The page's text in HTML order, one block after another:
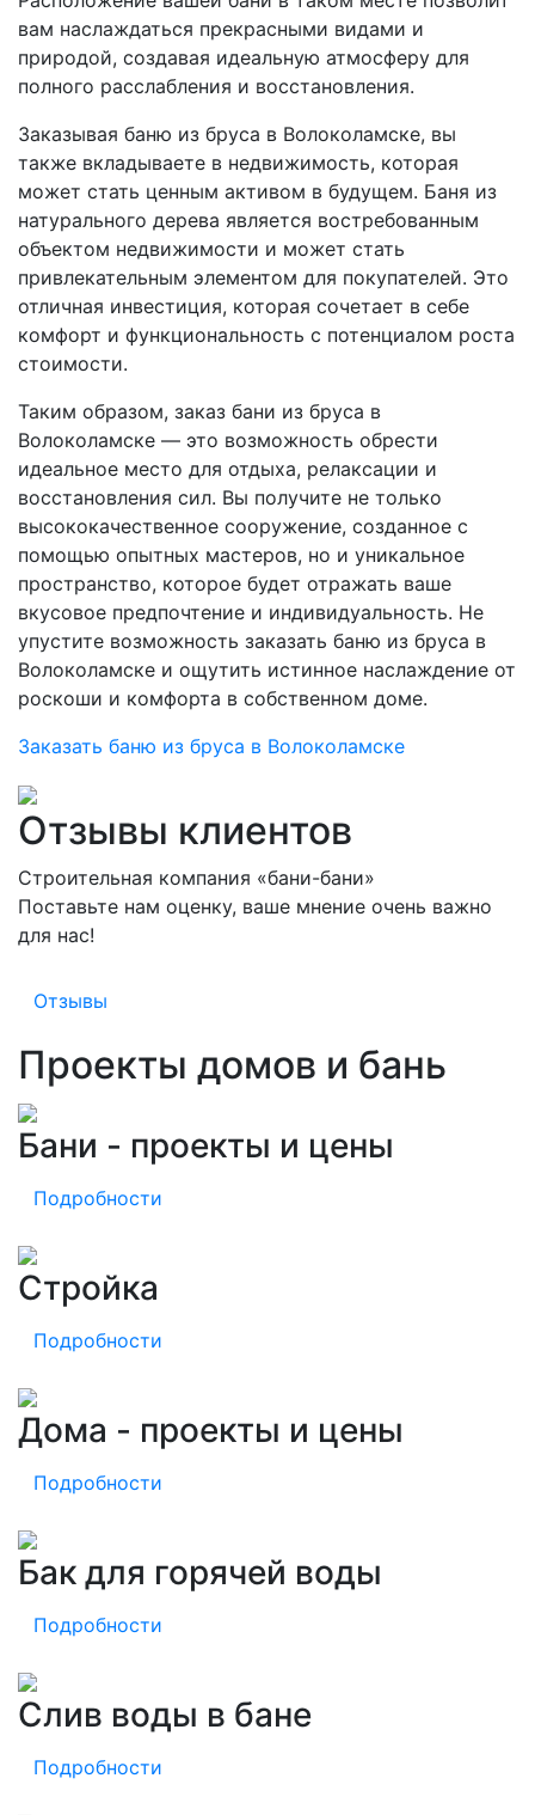
вам наслаждаться прекрасными видами и
природой, создавая идеальную атмосферу для
полного расслабления и восстановления.
Заказывая баню из бруса в Волоколамске, вы
также вкладываете в недвижимость, которая
может стать ценным активом в будущем. Баня из
натурального дерева является востребованным
объектом недвижимости и может стать
привлекательным элементом для покупателей. Это
отличная инвестиция, которая сочетает в себе
комфорт и функциональность с потенциалом роста
стоимости.
Таким образом, заказ бани из бруса в
Волоколамске — это возможность обрести
идеальное место для отдыха, релаксации и
восстановления сил. Вы получите не только
высококачественное сооружение, созданное с
помощью опытных мастеров, но и уникальное
пространство, которое будет отражать ваше
вкусовое предпочтение и индивидуальность. Не
упустите возможность заказать баню из бруса в
Волоколамске и ощутить истинное наслаждение от
роскоши и комфорта в собственном доме.
Заказать баню из бруса в Волоколамске
Отзывы клиентов
Строительная компания «бани-бани»
Поставьте нам оценку, ваше мнение очень важно
для нас!
Отзывы
Проекты домов и бань
Бани - проекты и цены
Подробности
Стройка
Подробности
Дома - проекты и цены
Подробности
Бак для горячей воды
Подробности
Слив воды в бане
Подробности